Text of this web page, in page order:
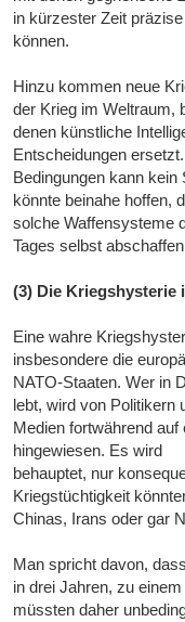
in kürzester Zeit
können.
Hinzu kommen neue
der Krieg im Weltraum,
denen künstliche
Entscheidungen
Bedingungen kann
könnte beinahe hoffen,
solche Waffensysteme
Tages selbst
(3) Die Kriegshysterie
Eine wahre
insbesondere die
NATO-Staaten. Wer in
lebt, wird von Politikern
Medien fortwährend
hingewiesen. Es wird
behauptet, nur
Kriegstüchtigkeit
Chinas, Irans oder gar
Man spricht davon,
in drei Jahren, zu
müssten daher